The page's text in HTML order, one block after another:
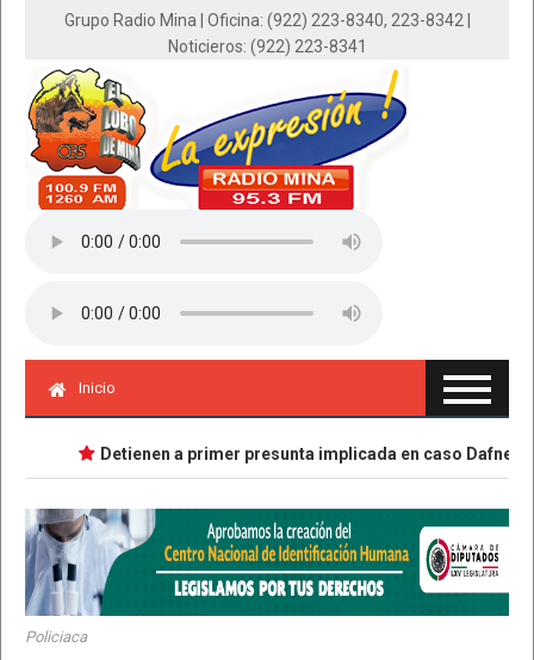
Grupo Radio Mina | Oficina: (922) 223-8340, 223-8342 |
Noticieros: (922) 223-8341
Inicio
Detienen a primer presunta implicada en caso Dafne; tiene
Policiaca